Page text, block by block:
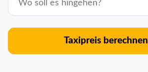
Taxipreis berechnen